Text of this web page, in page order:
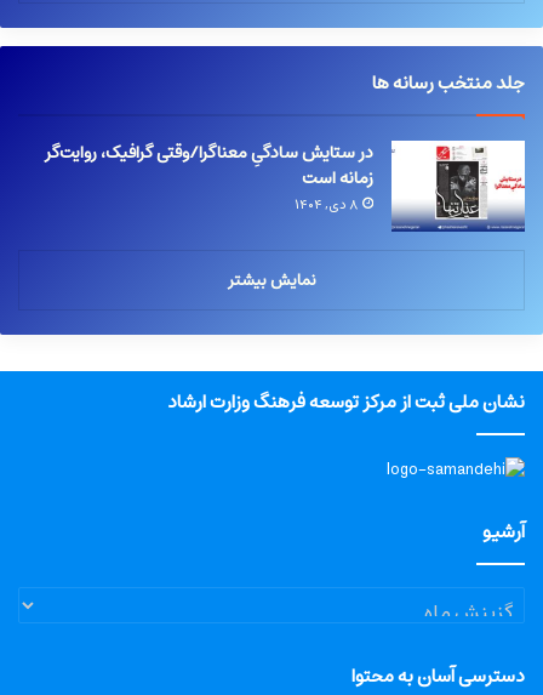
جلد منتخب رسانه ها
در ستایش سادگیِ معناگرا/وقتی گرافیک، روایت‌گر
زمانه است
۸ دی, ۱۴۰۴
نمایش بیشتر
نشان ملی ثبت از مرکز توسعه فرهنگ وزارت ارشاد
آرشیو
آرشیو
دسترسی آسان به محتوا